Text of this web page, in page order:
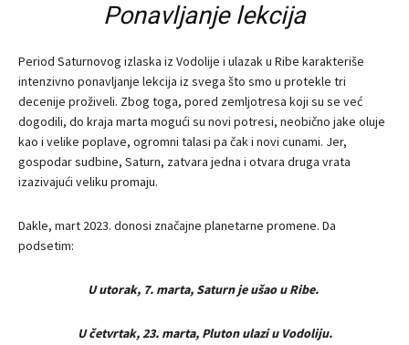
Ponavljanje lekcija
Period Saturnovog izlaska iz Vodolije i ulazak u Ribe karakteriše
intenzivno ponavljanje lekcija iz svega što smo u protekle tri
decenije proživeli. Zbog toga, pored zemljotresa koji su se već
dogodili, do kraja marta mogući su novi potresi, neobično jake oluje
kao i velike poplave, ogromni talasi pa čak i novi cunami. Jer,
gospodar sudbine, Saturn, zatvara jedna i otvara druga vrata
izazivajući veliku promaju.
Dakle, mart 2023. donosi značajne planetarne promene. Da
podsetim:
U utorak, 7. marta, Saturn je ušao u Ribe.
U četvrtak, 23. marta, Pluton ulazi u Vodoliju.